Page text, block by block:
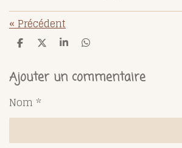
«Précédent
P
t
a
e
r
P
t
a
r
P
t
a
r
P
t
a
r
Ajouter un commentaire
Nom *